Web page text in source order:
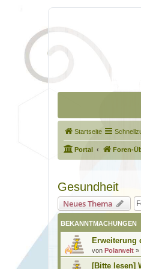
Startseite
Portal Foren-
Gesundheit
Neues Thema
BEKANNTMACHUNGEN
Erweiterung
von Polarwelt »
[Bitte lesen]